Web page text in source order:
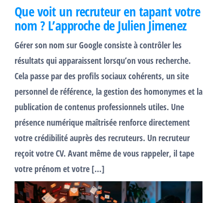
Que voit un recruteur en tapant votre
nom ? L’approche de Julien Jimenez
Gérer son nom sur Google consiste à contrôler les
résultats qui apparaissent lorsqu’on vous recherche.
Cela passe par des profils sociaux cohérents, un site
personnel de référence, la gestion des homonymes et la
publication de contenus professionnels utiles. Une
présence numérique maîtrisée renforce directement
votre crédibilité auprès des recruteurs. Un recruteur
reçoit votre CV. Avant même de vous rappeler, il tape
votre prénom et votre […]